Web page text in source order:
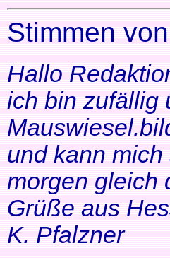
Stimmen
Hallo
ich bin zufällig
und kann
morgen gleich
Grüße aus
K. Pfalzner